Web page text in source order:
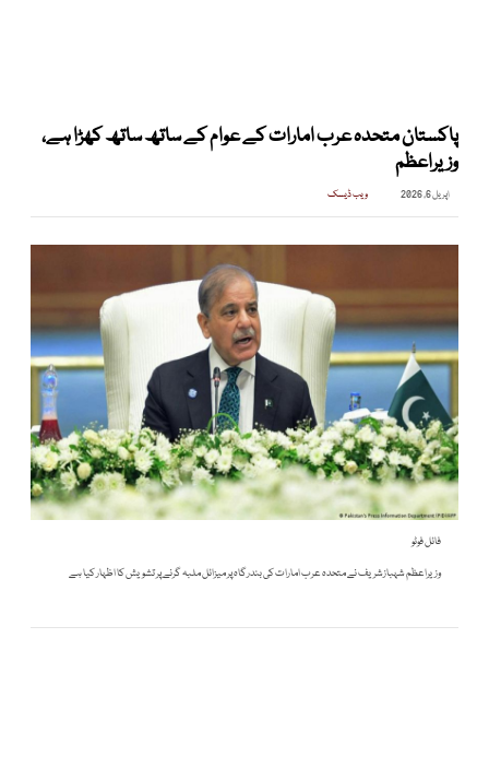
پاکستان متحدہ عرب امارات کے عوام کے ساتھ ساتھ کھڑا ہے،
وزیراعظم
اپریل 6, 2026 ویب ڈیسک
فائل فوٹو
وزیراعظم شہبازشریف نے متحدہ عرب امارات کی بندرگاہ پر میزائل ملبہ گرنے پر تشویش کا اظہار کیا ہے